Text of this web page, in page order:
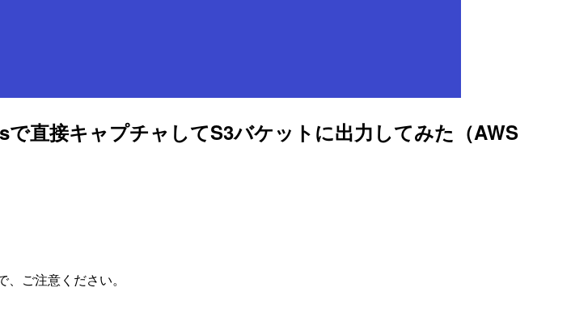
直接キャプチャしてS3バケットに出力してみた（AWS
ご注意ください。